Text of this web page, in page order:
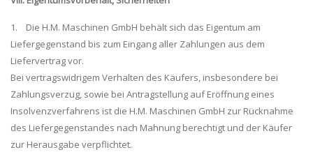
1. Die H.M. Maschinen GmbH behält sich das Eigentum am
Liefergegenstand bis zum Eingang aller Zahlungen aus dem
Liefervertrag vor.
Bei vertragswidrigem Verhalten des Käufers, insbesondere bei
Zahlungsverzug, sowie bei Antragstellung auf Eröffnung eines
Insolvenzverfahrens ist die H.M. Maschinen GmbH zur Rücknahme
des Liefergegenstandes nach Mahnung berechtigt und der Käufer
zur Herausgabe verpflichtet.